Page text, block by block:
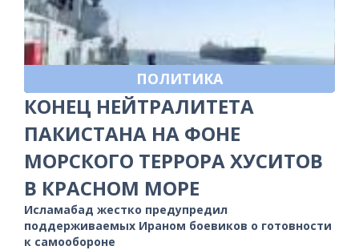
ПОЛИТИКА
КОНЕЦ НЕЙТРАЛИТЕТА
ПАКИСТАНА НА ФОНЕ
МОРСКОГО ТЕРРОРА ХУСИТОВ
В КРАСНОМ МОРЕ
Исламабад жестко предупредил
поддерживаемых Ираном боевиков о готовности
к самообороне